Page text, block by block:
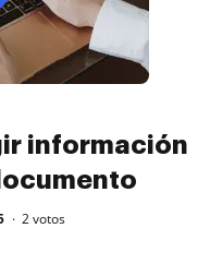
información
2votos